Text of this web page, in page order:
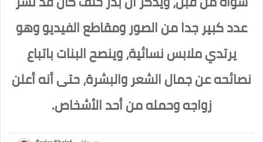
عدد كبير جدا من الصور ومقاطع الفيديو وهو
يرتدي ملابس نسائية، وينصح البنات باتباع
نصائحه عن جمال الشعر والبشرة، حتى أنه أعلن
زواجه وحمله من أحد الأشخاص.